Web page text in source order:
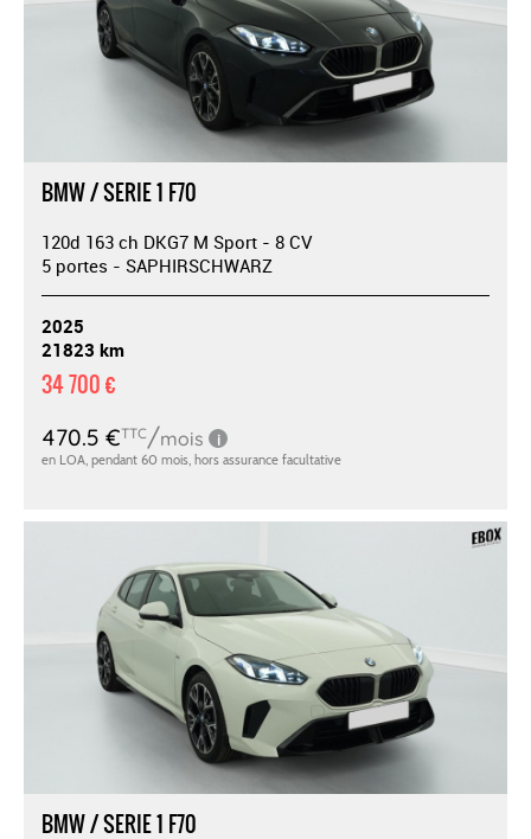
BMW / SERIE 1 F70
120d 163 ch DKG7 M Sport - 8 CV
5 portes - SAPHIRSCHWARZ
2025
21823 km
34 700 €
BMW / SERIE 1 F70